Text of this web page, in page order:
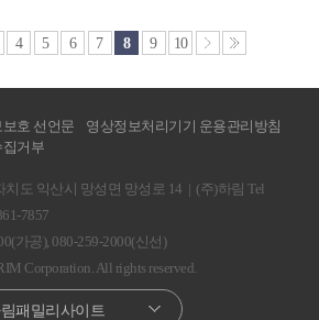
4 5 6 7 8 9 10
보호 선언문
영상정보처리기기 운용관리방침
집거부
치도 익산시 망성면 망성로 14 | (주)하림 Tel
7857
가공), 080-259-2000(신선)
Corporation. All rights reserved.